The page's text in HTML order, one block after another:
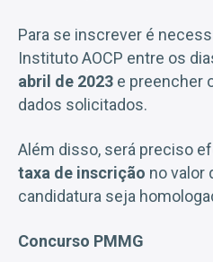
Para se inscrever é
Instituto AOCP entre os
abril de 2023 e preencher
dados solicitados.
Além disso, será preciso
taxa de inscrição no valor
candidatura seja
Concurso PMMG